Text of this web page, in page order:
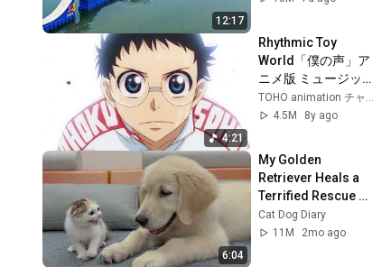
12:17
4:21
Rhythmic Toy
World「僕の声」ア
ニメ版 ミュージック
ビデオ／「弱虫ペダ
ル GLORY LINE」OP
4.5M
8y ago
6:04
My Golden
Retriever Heals a
Terrified Rescue
Kitten in Just 3
Meetings!
Cat Dog Diary
11M
2mo ago